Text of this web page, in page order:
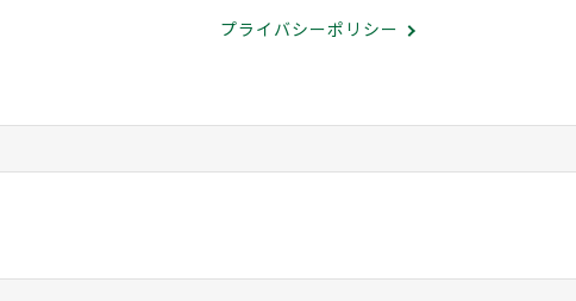
プライバシーポリシー